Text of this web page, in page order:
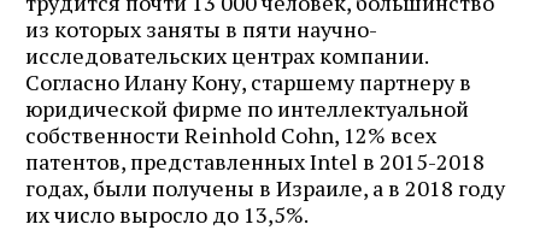
из которых заняты в пяти научно-
исследовательских центрах компании.
Согласно Илану Кону, старшему партнеру в
юридической фирме по интеллектуальной
собственности Reinhold Cohn, 12% всех
патентов, представленных Intel в 2015-2018
годах, были получены в Израиле, а в 2018 году
их число выросло до 13,5%.